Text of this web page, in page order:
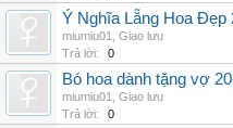
Ý Nghĩa Lẵng Hoa Đẹp
miumiu01
Giao lưu
Trả lời:
0
Bó hoa dành tặng vợ
miumiu01
Giao lưu
Trả lời:
0